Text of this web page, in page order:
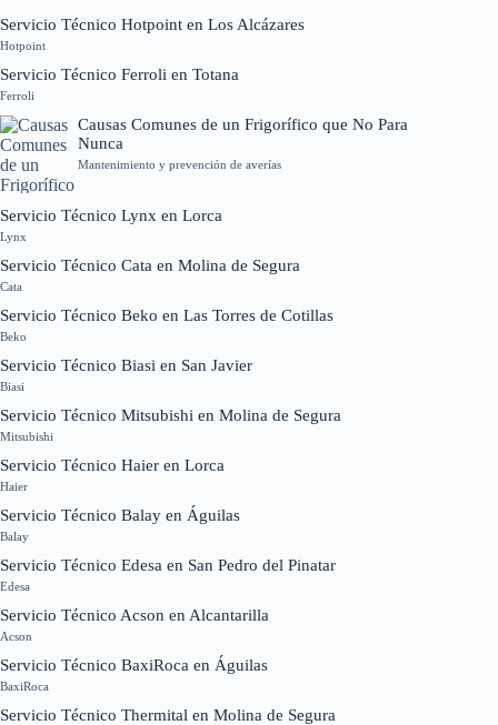
Servicio Técnico Hotpoint en Los Alcázares
Hotpoint
Servicio Técnico Ferroli en Totana
Ferroli
Causas Comunes de un Frigorífico que No Para
Nunca
Mantenimiento y prevención de averías
Servicio Técnico Lynx en Lorca
Lynx
Servicio Técnico Cata en Molina de Segura
Cata
Servicio Técnico Beko en Las Torres de Cotillas
Beko
Servicio Técnico Biasi en San Javier
Biasi
Servicio Técnico Mitsubishi en Molina de Segura
Mitsubishi
Servicio Técnico Haier en Lorca
Haier
Servicio Técnico Balay en Águilas
Balay
Servicio Técnico Edesa en San Pedro del Pinatar
Edesa
Servicio Técnico Acson en Alcantarilla
Acson
Servicio Técnico BaxiRoca en Águilas
BaxiRoca
Servicio Técnico Thermital en Molina de Segura